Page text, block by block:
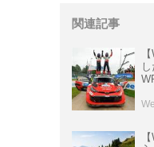
関連記事